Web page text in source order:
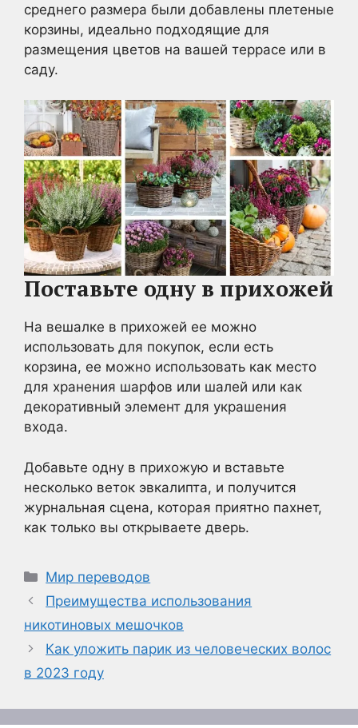
среднего размера были добавлены плетеные
корзины, идеально подходящие для
размещения цветов на вашей террасе или в
саду.
Поставьте одну в прихожей
На вешалке в прихожей ее можно
использовать для покупок, если есть
корзина, ее можно использовать как место
для хранения шарфов или шалей или как
декоративный элемент для украшения
входа.
Добавьте одну в прихожую и вставьте
несколько веток эвкалипта, и получится
журнальная сцена, которая приятно пахнет,
как только вы открываете дверь.
Рубрики
Мир переводов
Преимущества использования
никотиновых мешочков
Как уложить парик из человеческих волос
в 2023 году